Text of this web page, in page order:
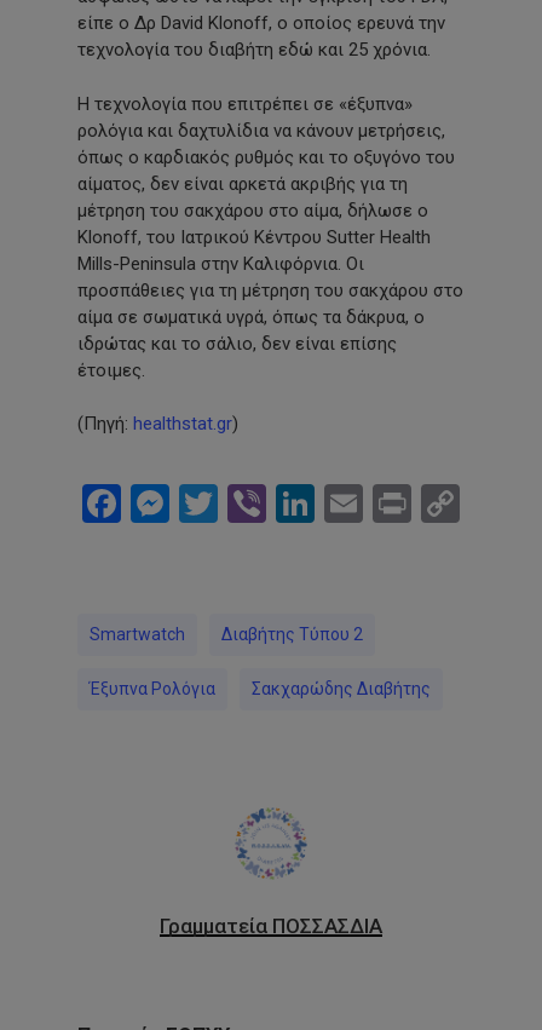
είπε ο Δρ David Klonoff, ο οποίος ερευνά την
τεχνολογία του διαβήτη εδώ και 25 χρόνια.
Η τεχνολογία που επιτρέπει σε «έξυπνα»
ρολόγια και δαχτυλίδια να κάνουν μετρήσεις,
όπως ο καρδιακός ρυθμός και το οξυγόνο του
αίματος, δεν είναι αρκετά ακριβής για τη
μέτρηση του σακχάρου στο αίμα, δήλωσε ο
Klonoff, του Ιατρικού Κέντρου Sutter Health
Mills-Peninsula στην Καλιφόρνια. Οι
προσπάθειες για τη μέτρηση του σακχάρου στο
αίμα σε σωματικά υγρά, όπως τα δάκρυα, ο
ιδρώτας και το σάλιο, δεν είναι επίσης
έτοιμες.
(Πηγή: healthstat.gr)
Facebook
Messenger
Twitter
ViberLinkedIn
Email
Print
Smartwatch Διαβήτης Τύπου 2
Έξυπνα Ρολόγια Σακχαρώδης Διαβήτης
Γραμματεία ΠΟΣΣΑΣΔΙΑ